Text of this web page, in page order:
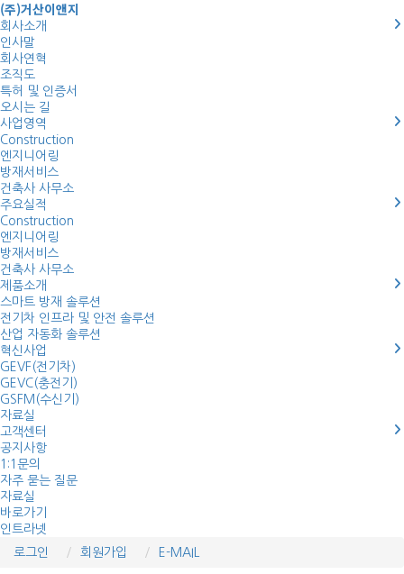
(주)거산이앤지
회사소개
인사말
회사연혁
조직도
특허 및 인증서
오시는 길
사업영역
Construction
엔지니어링
방재서비스
건축사 사무소
주요실적
Construction
엔지니어링
방재서비스
건축사 사무소
제품소개
스마트 방재 솔루션
전기차 인프라 및 안전 솔루션
산업 자동화 솔루션
혁신사업
GEVF(전기차)
GEVC(충전기)
GSFM(수신기)
자료실
고객센터
공지사항
1:1문의
자주 묻는 질문
자료실
바로가기
인트라넷
로그인
회원가입 E-MAIL